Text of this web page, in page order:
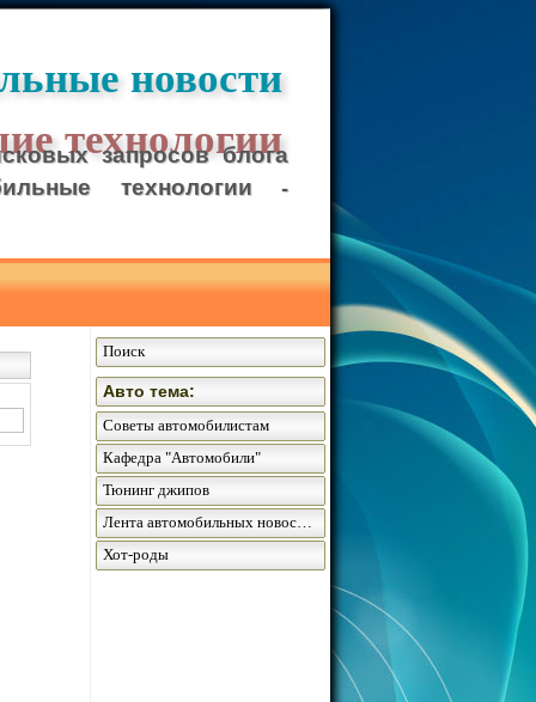
новости
технологии
запросов блога
технологии -
Поиск
Авто тема:
Советы автомобилистам
Кафедра "Автомобили"
Тюнинг джипов
Лента автомобильных новостей
Хот-роды